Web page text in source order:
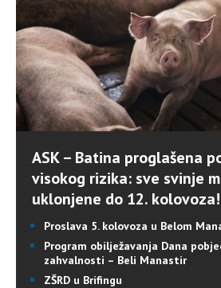
ASK – Batina proglašena
visokog rizika: sve svinje
uklonjene do 12. kolovoza!
Proslava 5. kolovoza u Belom
Program obilježavanja Dana
zahvalnosti – Beli Manastir
ZŠRD u Brifingu